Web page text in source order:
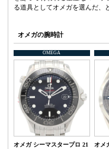
る道具としてオメガを選んだ、
オメガの腕時計
OMEGA
オメガ シーマスタープロ 21
オメ